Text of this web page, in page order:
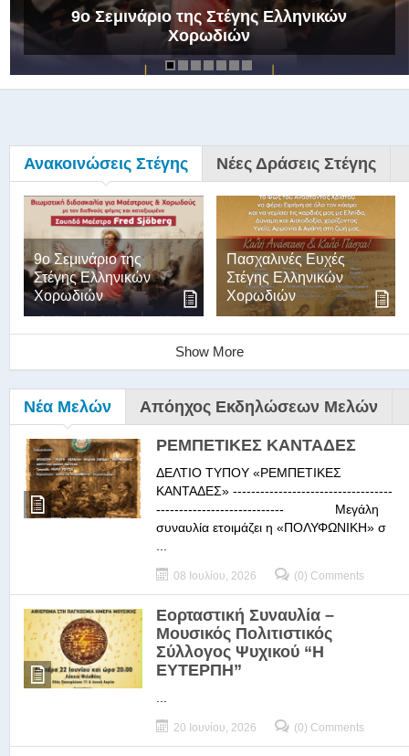
9ο Σεμινάριο της Στέγης Ελληνικών
Χορωδιών
Ανακοινώσεις Στέγης Νέες Δράσεις Στέγης
9ο Σεμινάριο της
Στέγης Ελληνικών
Χορωδιών
Πασχαλινές Ευχές
Στέγης Ελληνικών
Χορωδιών
Show More
Νέα Μελών Απόηχος Εκδηλώσεων Μελών
ΡΕΜΠΕΤΙΚΕΣ ΚΑΝΤΑΔΕΣ
ΔΕΛΤΙΟ ΤΥΠΟΥ «ΡΕΜΠΕΤΙΚΕΣ
ΚΑΝΤΑΔΕΣ» -----------------------------------
---------------------------- Μεγάλη
συναυλία ετοιμάζει η «ΠΟΛΥΦΩΝΙΚΗ» σ
08 Ιουλίου, 2026 (0) Comments
Εορταστική Συναυλία –
Μουσικός Πολιτιστικός
Σύλλογος Ψυχικού “Η
ΕΥΤΕΡΠΗ”
20 Ιουνίου, 2026 (0) Comments